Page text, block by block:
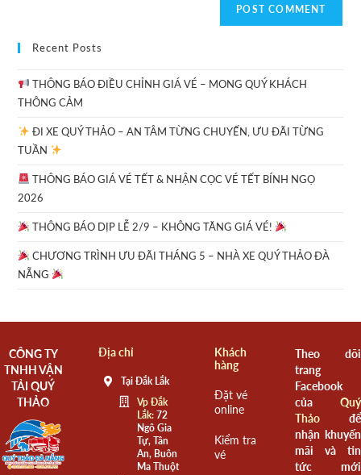
Recent Posts
THÔNG BÁO ĐIỀU CHỈNH GIÁ VÉ – MONG QUÝ KHÁCH
THÔNG CẢM
ĐI XE QUÝ THẢO – AN TÂM TỪNG CHUYẾN, ƯU ĐÃI TỪNG
TUẦN
THÔNG BÁO GIÁ VÉ TẾT & NHẬN CỌC VÉ TẾT BÍNH NGỌ
2026
THÔNG BÁO DỊP LỄ 2/9 – KHÔNG TĂNG GIÁ VÉ!
CHƯƠNG TRÌNH ƯU ĐÃI THÁNG 5 – NHÀ XE QUÝ THẢO ĐÀ
NẴNG
CÔNG TY
TNHH VẬN
TẢI QUÝ
THẢO
Địa chỉ
Tại Đắk Lắk
Vp Đắk
Lắk:72
Ngô Gia
Tự, Tân
An, Buôn
Ma Thuột
Khách
hàng
Đặt vé
online
Kiểm tra
vé
Theo dõi
trang
Facebook
của Quý
Thảođể
nhận khuyến
mãi và tin
tức mới